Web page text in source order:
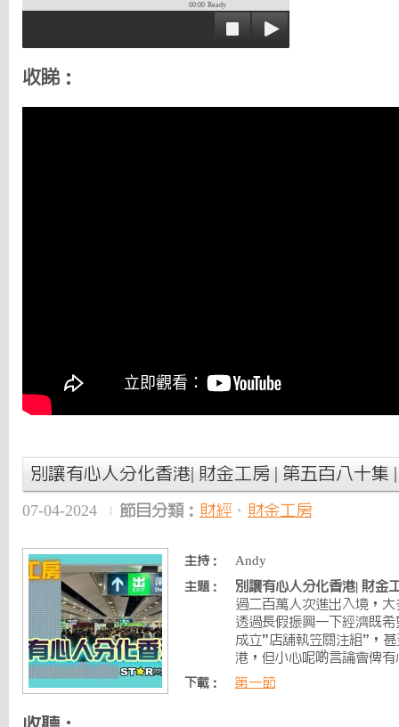
00:00 Ready
收睇：
別讓有心人分化香港| 財金工房 | 第五百八十集 |
07-04-2024 節目分類： 財經 、 財金工房
主持： Andy
主題：
別讓有心人分化香港| 財金
過二百萬人次進出入境，
透過長假振興一下經濟既
成立”店舖執笠關注組”，
港，但小心呢啲言論會俾
下載： 第一節